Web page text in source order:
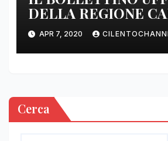
DELLA REGIONE
DELLE ORE 22.00
APR 7, 2020
Cerca